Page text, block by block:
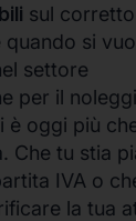
sul
si
settore
per il
oggi più
Che tu stia
IVA o
la tua